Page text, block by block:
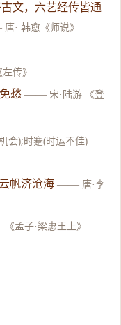
文，六艺经传皆通
唐· 韩愈《师说》
左传》
愁 —— 宋·陆游 《登
会);时蹇(时运不佳)
帆济沧海 —— 唐·李
《孟子·梁惠王上》